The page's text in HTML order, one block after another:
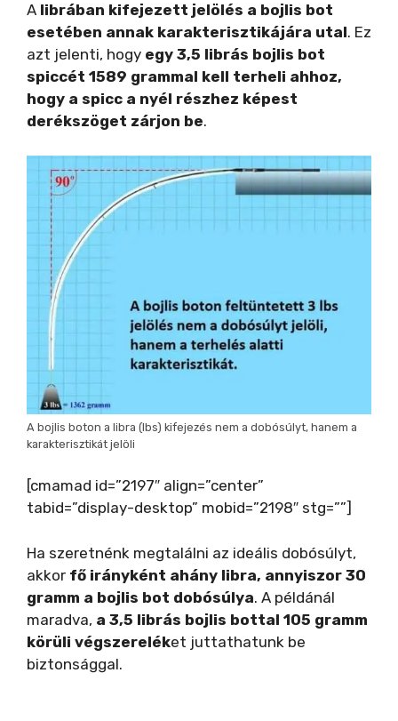
A librában kifejezett jelölés a bojlis bot
esetében annak karakterisztikájára utal. Ez
azt jelenti, hogy egy 3,5 librás bojlis bot
spiccét 1589 grammal kell terheli ahhoz,
hogy a spicc a nyél részhez képest
derékszöget zárjon be.
A bojlis boton a libra (lbs) kifejezés nem a dobósúlyt, hanem a
karakterisztikát jelöli
[cmamad id=”2197″ align=”center”
tabid=”display-desktop” mobid=”2198″ stg=””]
Ha szeretnénk megtalálni az ideális dobósúlyt,
akkor fő irányként ahány libra, annyiszor 30
gramm a bojlis bot dobósúlya. A példánál
maradva, a 3,5 librás bojlis bottal 105 gramm
körüli végszereléket juttathatunk be
biztonsággal.